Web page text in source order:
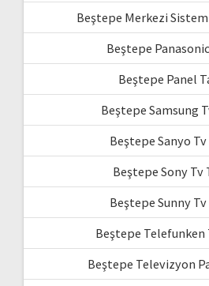
Beştepe Merkezi
Beştepe
Beştepe Panel
Beştepe Samsung
Beştepe Sanyo
Beştepe Sony Tv
Beştepe Sunny
Beştepe Telefunken
Beştepe Televizyon